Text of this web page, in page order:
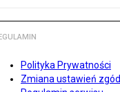
Polityka Prywatności
Zmiana ustawień zgód